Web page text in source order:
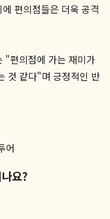
편의점들은 더욱 공격
"편의점에 가는 재미가
것 같다"며 긍정적인 반
어
요?